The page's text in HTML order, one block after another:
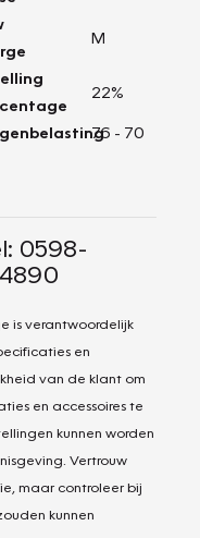
M
22%
76 - 70
0598-
is verantwoordelijk
en
van de klant om
en accessoires te
kunnen worden
Vertrouw
maar controleer bij
kunnen